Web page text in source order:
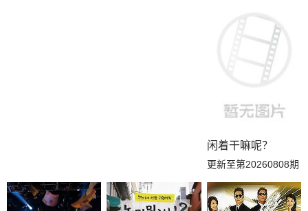
闲着干嘛呢？
更新至第20260808期